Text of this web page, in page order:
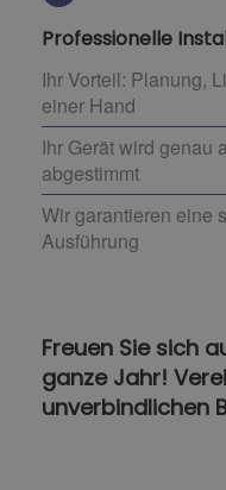
Professionelle
Ihr Vorteil: Planung,
einer Hand
Ihr Gerät wird genau
abgestimmt
Wir garantieren eine
Ausführung
Freuen Sie sich
ganze Jahr!
unverbindlichen